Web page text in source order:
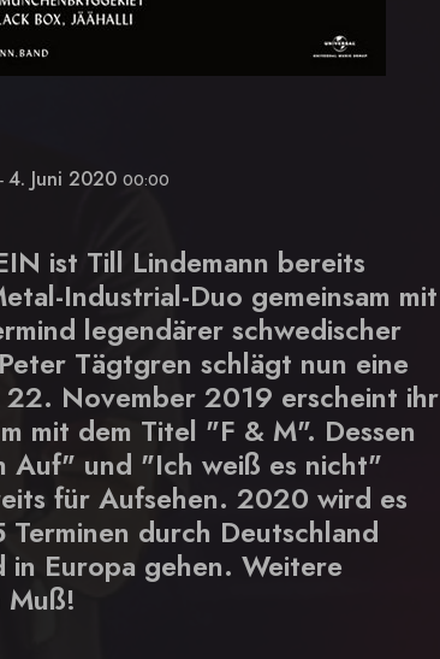
- 4. Juni 2020 00:00
ist Till Lindemann bereits
Industrial-Duo gemeinsam mit
legendärer schwedischer
Tägtgren schlägt nun eine
November 2019 erscheint ihr
mit dem Titel "F & M". Dessen
Auf" und "Ich weiß es nicht"
für Aufsehen. 2020 wird es
durch Deutschland
Europa gehen. Weitere
Muß!